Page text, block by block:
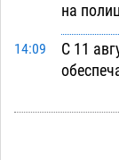
на
14:09
С 11